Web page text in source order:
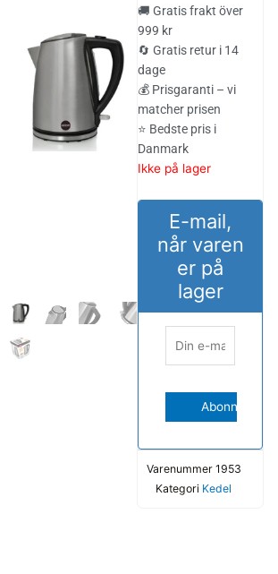
🚚 Gratis frakt över
999 kr
🔄 Gratis retur i 14
dage
💰 Prisgaranti – vi
matcher prisen
⭐ Bedste pris i
Danmark
Ikke på lager
E-mail,
når varen
er på
lager
Varenummer 1953
Kategori Kedel